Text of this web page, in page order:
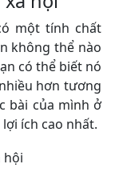
một tính chất
không thể nào
có thể biết nó
hơn tương
bài của mình ở
ích cao nhất.